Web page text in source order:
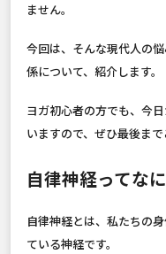
ません。
今回は、そんな現代人の
係について、紹介します。
ヨガ初心者の方でも、今
いますので、ぜひ最後まで
自律神経ってな
自律神経とは、私たちの
ている神経です。